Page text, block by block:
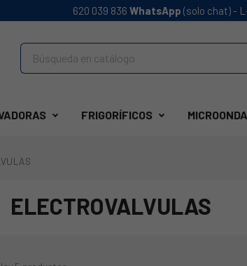
620 039 836 WhatsApp (solo chat) -
FRIGORÍFICOS
ELECTROVALVULAS